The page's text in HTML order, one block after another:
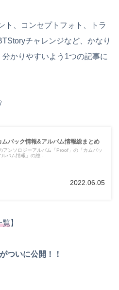
ト、コンセプトフォト、トラ
チャレンジなど、かなり
かりやすいよう1つの記事に
ムバック情報&アルバム情報総まとめ
アンソロジーアルバム「Proof」の「カムバッ
バム情報」の総...
2022.06.05
覧】
ついに公開！！